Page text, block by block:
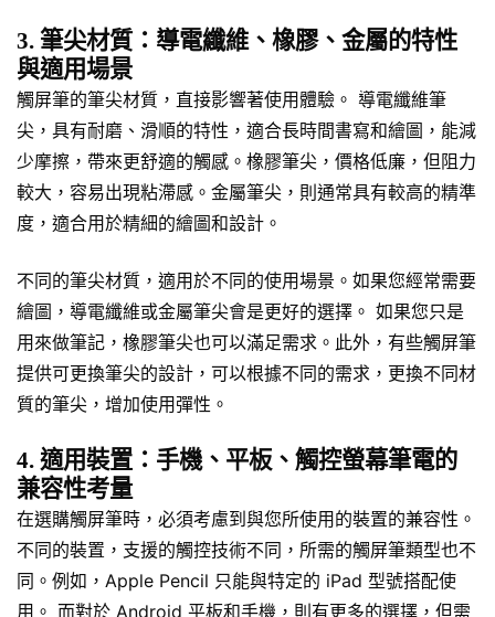
3. 筆尖材質：導電纖維、橡膠、金屬的特性
與適用場景
觸屏筆的筆尖材質，直接影響著使用體驗。 導電纖維筆
尖，具有耐磨、滑順的特性，適合長時間書寫和繪圖，能減
少摩擦，帶來更舒適的觸感。橡膠筆尖，價格低廉，但阻力
較大，容易出現粘滯感。金屬筆尖，則通常具有較高的精準
度，適合用於精細的繪圖和設計。
不同的筆尖材質，適用於不同的使用場景。如果您經常需要
繪圖，導電纖維或金屬筆尖會是更好的選擇。 如果您只是
用來做筆記，橡膠筆尖也可以滿足需求。此外，有些觸屏筆
提供可更換筆尖的設計，可以根據不同的需求，更換不同材
質的筆尖，增加使用彈性。
4. 適用裝置：手機、平板、觸控螢幕筆電的
兼容性考量
在選購觸屏筆時，必須考慮到與您所使用的裝置的兼容性。
不同的裝置，支援的觸控技術不同，所需的觸屏筆類型也不
同。例如，Apple Pencil 只能與特定的 iPad 型號搭配使
用。 而對於 Android 平板和手機，則有更多的選擇，但需